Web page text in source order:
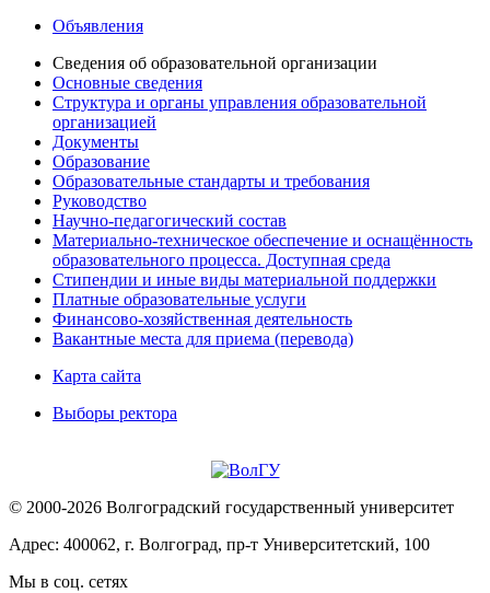
Объявления
Сведения об образовательной организации
Основные сведения
Структура и органы управления образовательной
организацией
Документы
Образование
Образовательные стандарты и требования
Руководство
Научно-педагогический состав
Материально-техническое обеспечение и оснащённость
образовательного процесса. Доступная среда
Стипендии и иные виды материальной поддержки
Платные образовательные услуги
Финансово-хозяйственная деятельность
Вакантные места для приема (перевода)
Карта сайта
Выборы ректора
© 2000-2026 Волгоградский государственный университет
Адрес: 400062, г. Волгоград, пр-т Университетский, 100
Мы в соц. сетях